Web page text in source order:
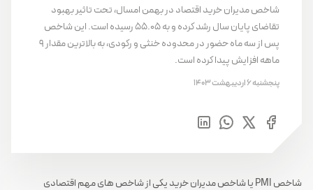
شاخص مدیران خرید اقتصاد در بهمن امسال، تحت تاثیر بهبود
تقاضای پایان سال رشد کرده و به 55.05 رسیده است. این شاخص
پس از سه ماه حضور در محدوده خنثی و رکودی، به بالاترین مقدار 9
ماهه افزایش پیدا کرده است.
پنجشنبه 6 اردیبهشت 1403
شاخص PMI یا شاخص مدیران خرید یکی از شاخص های مهم اقتصادی